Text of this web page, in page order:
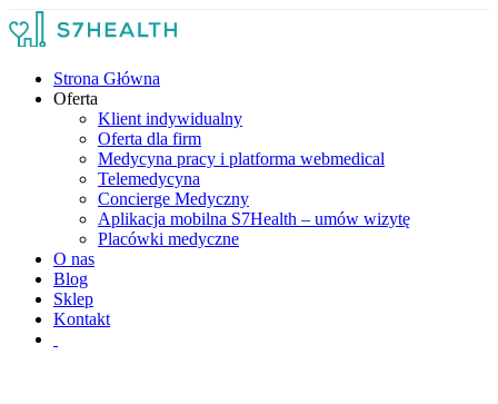
Strona Główna
Oferta
Klient indywidualny
Oferta dla firm
Medycyna pracy i platforma webmedical
Telemedycyna
Concierge Medyczny
Aplikacja mobilna S7Health – umów wizytę
Placówki medyczne
O nas
Blog
Sklep
Kontakt